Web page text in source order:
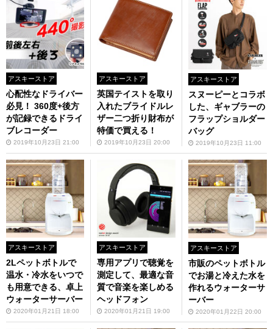
アスキーストア
心配性なドライバー
必見！ 360度+後方
が記録できるドライ
ブレコーダー
2019年10月23日 21:00
アスキーストア
英国テイストを取り
入れたブライドルレ
ザー二つ折り財布が
特価で買える！
2019年10月23日 20:00
アスキーストア
スヌーピーとコラボ
した、ギャブラーの
フラップショルダー
バッグ
2019年10月23日 11:00
アスキーストア
2Lペットボトルで
温水・冷水をいつで
も用意できる、卓上
ウォーターサーバー
2020年01月21日 18:00
アスキーストア
専用アプリで聴覚を
測定して、最適な音
質で音楽を楽しめる
ヘッドフォン
2020年01月21日 19:00
アスキーストア
市販のペットボトル
でお湯と冷えた水を
作れるウォーターサ
ーバー
2020年01月22日 20:00